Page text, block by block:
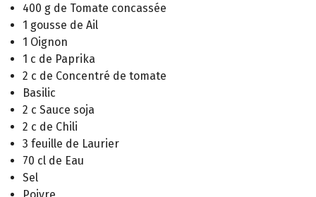
400 g de Tomate concassée
1 gousse de Ail
1 Oignon
1 c de Paprika
2 c de Concentré de tomate
Basilic
2 c Sauce soja
2 c de Chili
3 feuille de Laurier
70 cl de Eau
Sel